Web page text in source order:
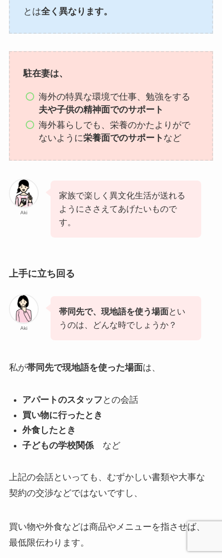
とは全く異なります。
駐在妻は、
海外の特異な環境で仕事、勉強をする
夫や子供の精神面でのサポート
海外暮らしでも、栄養のかたよりがで
ないように栄養面でのサポート など
Aki
家族で楽しく異文化生活が送れる
ようにささえてあげたいもので
す。
上手に立ち回る
Aki
帯同先で、現地語を使う場面とい
うのは、どんな時でしょうか？
私が帯同先で現地語を使った場面は、
アパートのスタッフ との会話
買い物に行ったとき
外食したとき
子どもの学校関係など
上記の会話といっても、むずかしい書類や大事な
契約の交渉などではないですし、
買い物や外食などは商品やメニューを指させば、
最低限伝わります。